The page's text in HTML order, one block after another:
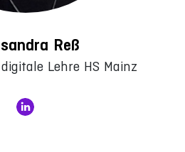
Reß
Lehre HS Mainz